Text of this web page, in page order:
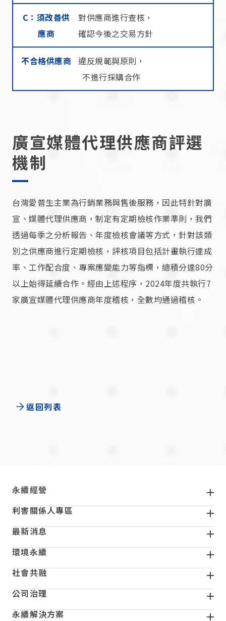
C：須改善供
應商
對供應商進行查核，
確認今後之交易方針
不合格供應商
違反規範與原則，
不進行採購合作
廣宣媒體代理供應商評選
機制
台灣愛普生主業為行銷業務與售後服務，因此特針對廣
宣、媒體代理供應商，制定有定期檢核作業準則，我們
透過每季之分析報告、年度檢核會議等方式，針對該類
別之供應商進行定期檢核，評核項目包括計畫執行達成
率、工作配合度、專案應變能力等指標，總積分達80分
以上始得延續合作。經由上述程序，2024年度共執行7
家廣宣媒體代理供應商年度稽核，全數均通過稽核。
返回列表
頁尾
永續經營
利害關係人專區
最新消息
環境永續
社會共融
公司治理
永續解決方案